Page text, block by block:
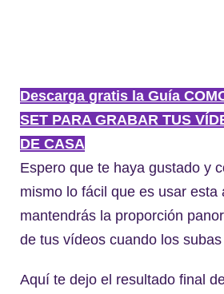
Descarga gratis la Guía
SET PARA GRABAR TUS
DE CASA
Espero que te haya gustado y
mismo lo fácil que es usar esta
mantendrás la proporción
de tus vídeos cuando los
Aquí te dejo el resultado final